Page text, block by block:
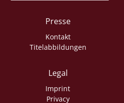
Presse
Kontakt
Titelabbildungen
Legal
Imprint
Privacy